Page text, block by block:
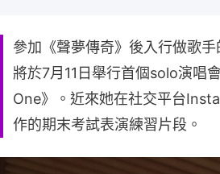
參加《聲夢傳奇》後入行做歌手
將於7月11日舉行首個solo演唱
One》。近來她在社交平台
作的期末考試表演練習片段。